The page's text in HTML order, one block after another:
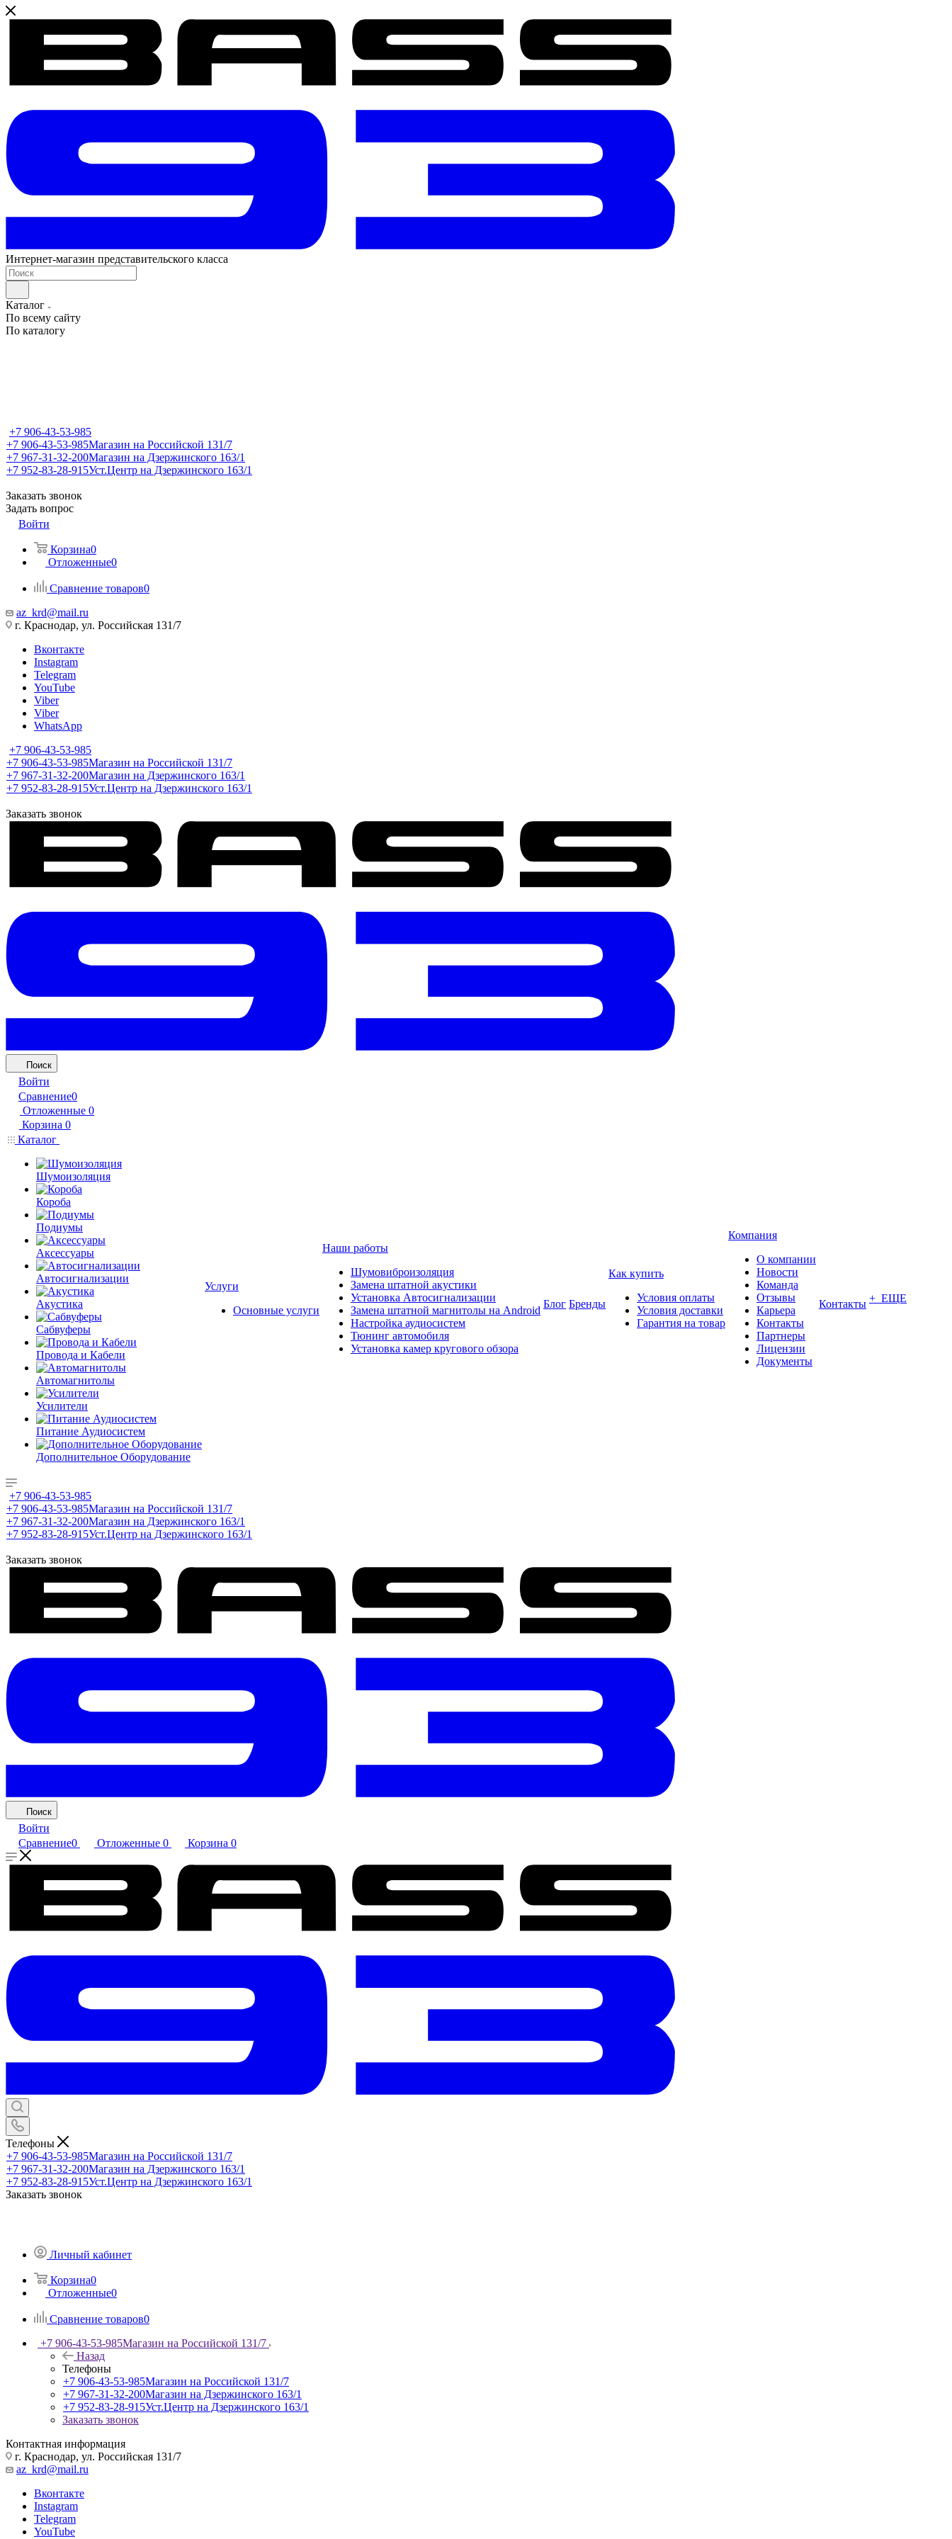
Интернет-магазин представительского класса
Каталог
По всему сайту
По каталогу
+7 906-43-53-985
+7 906-43-53-985Магазин на Российской 131/7
+7 967-31-32-200Магазин на Дзержинского 163/1
+7 952-83-28-915Уст.Центр на Дзержинского 163/1
Заказать звонок
Задать вопрос
Войти
Корзина0
Отложенные0
Сравнение товаров0
az_krd@mail.ru
г. Краснодар, ул. Российская 131/7
Вконтакте
Instagram
Telegram
YouTube
Viber
Viber
WhatsApp
+7 906-43-53-985
+7 906-43-53-985Магазин на Российской 131/7
+7 967-31-32-200Магазин на Дзержинского 163/1
+7 952-83-28-915Уст.Центр на Дзержинского 163/1
Заказать звонок
Поиск
Войти
Сравнение0
Отложенные 0
Корзина 0
Каталог
Шумоизоляция
Короба
Подиумы
Аксессуары
Автосигнализации
Акустика
Сабвуферы
Провода и Кабели
Автомагнитолы
Усилители
Питание Аудиосистем
Дополнительное Оборудование
Услуги
Основные услуги
Наши работы
Шумовиброизоляция
Замена штатной акустики
Установка Автосигнализации
Замена штатной магнитолы на Android
Настройка аудиосистем
Тюнинг автомобиля
Установка камер кругового обзора
Блог Бренды
Как купить
Условия оплаты
Условия доставки
Гарантия на товар
Компания
О компании
Новости
Команда
Отзывы
Карьера
Контакты
Партнеры
Лицензии
Документы
Контакты + ЕЩЕ
+7 906-43-53-985
+7 906-43-53-985Магазин на Российской 131/7
+7 967-31-32-200Магазин на Дзержинского 163/1
+7 952-83-28-915Уст.Центр на Дзержинского 163/1
Заказать звонок
Поиск
Войти
Сравнение0 Отложенные 0 Корзина 0
Телефоны
+7 906-43-53-985Магазин на Российской 131/7
+7 967-31-32-200Магазин на Дзержинского 163/1
+7 952-83-28-915Уст.Центр на Дзержинского 163/1
Заказать звонок
Личный кабинет
Корзина0
Отложенные0
Сравнение товаров0
+7 906-43-53-985Магазин на Российской 131/7
Назад
Телефоны
+7 906-43-53-985Магазин на Российской 131/7
+7 967-31-32-200Магазин на Дзержинского 163/1
+7 952-83-28-915Уст.Центр на Дзержинского 163/1
Заказать звонок
Контактная информация
г. Краснодар, ул. Российская 131/7
az_krd@mail.ru
Вконтакте
Instagram
Telegram
YouTube